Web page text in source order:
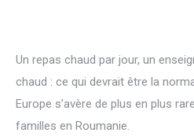
Un repas chaud par jour, un
chaud : ce qui devrait être la
Europe s’avère de plus en plus
familles en Roumanie.